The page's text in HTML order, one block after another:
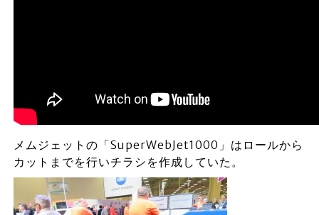
メムジェットの「SuperWebJet1000」はロールから
カットまでを行いチラシを作成していた。